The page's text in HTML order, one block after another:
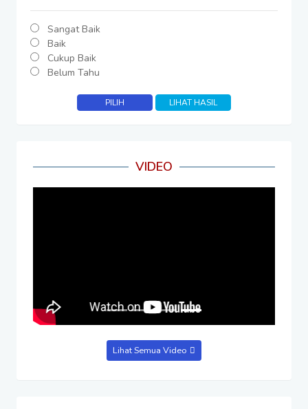
Sangat Baik
Baik
Cukup Baik
Belum Tahu
VIDEO
Lihat Semua Video